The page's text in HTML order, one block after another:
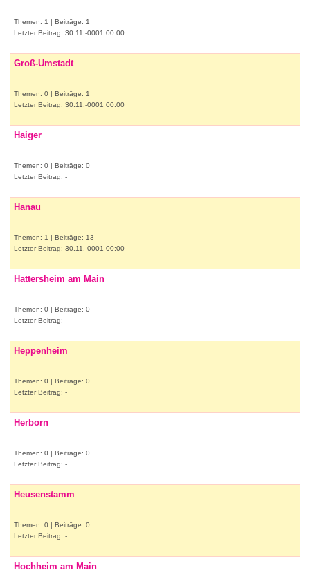
Themen: 1 | Beiträge: 1
Letzter Beitrag: 30.11.-0001 00:00
Groß-Umstadt
Themen: 0 | Beiträge: 1
Letzter Beitrag: 30.11.-0001 00:00
Haiger
Themen: 0 | Beiträge: 0
Letzter Beitrag: -
Hanau
Themen: 1 | Beiträge: 13
Letzter Beitrag: 30.11.-0001 00:00
Hattersheim am Main
Themen: 0 | Beiträge: 0
Letzter Beitrag: -
Heppenheim
Themen: 0 | Beiträge: 0
Letzter Beitrag: -
Herborn
Themen: 0 | Beiträge: 0
Letzter Beitrag: -
Heusenstamm
Themen: 0 | Beiträge: 0
Letzter Beitrag: -
Hochheim am Main